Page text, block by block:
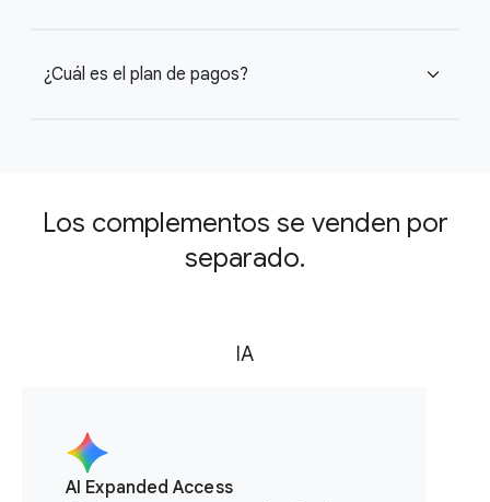
¿Cuál es el plan de pagos? expand_more
Los complementos se venden por
separado.
IA
AI Expanded Access